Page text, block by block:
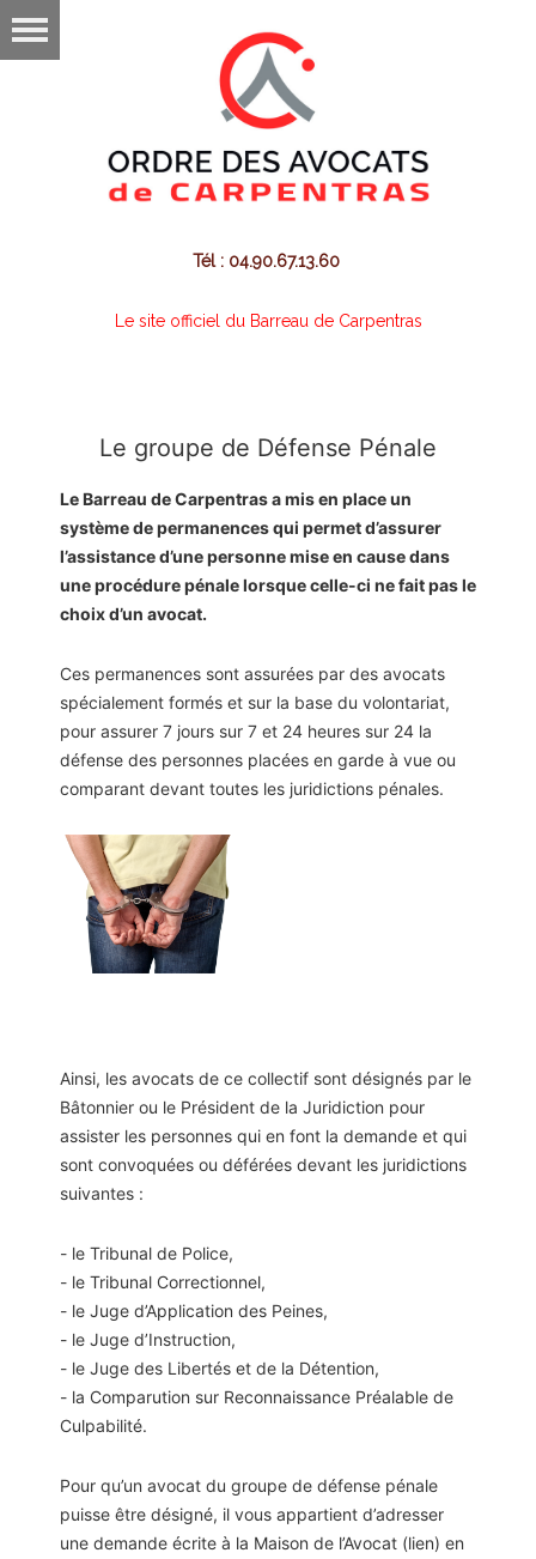
Tél : 04.90.67.13.60
Le site officiel du Barreau de Carpentras
Le groupe de Défense Pénale
Le Barreau de Carpentras a mis en place un
système de permanences qui permet d’assurer
l’assistance d’une personne mise en cause dans
une procédure pénale lorsque celle-ci ne fait pas le
choix d’un avocat.
Ces permanences sont assurées par des avocats
spécialement formés et sur la base du volontariat,
pour assurer 7 jours sur 7 et 24 heures sur 24 la
défense des personnes placées en garde à vue ou
comparant devant toutes les juridictions pénales.
Ainsi, les avocats de ce collectif sont désignés par le
Bâtonnier ou le Président de la Juridiction pour
assister les personnes qui en font la demande et qui
sont convoquées ou déférées devant les juridictions
suivantes :
- le Tribunal de Police,
- le Tribunal Correctionnel,
- le Juge d’Application des Peines,
- le Juge d’Instruction,
- le Juge des Libertés et de la Détention,
- la Comparution sur Reconnaissance Préalable de
Culpabilité.
Pour qu’un avocat du groupe de défense pénale
puisse être désigné, il vous appartient d’adresser
une demande écrite à la Maison de l’Avocat (lien) en